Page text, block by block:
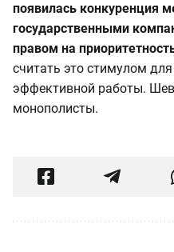
появилась конкуренция
государственными
правом на
считать это стимулом
эффективной работы.
монополисты.